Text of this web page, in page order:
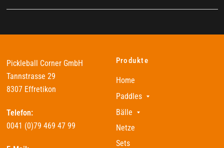
Pickleball Corner GmbH
Tannstrasse 29
8307 Effretikon
Telefon:
0041 (0)79 469 47 99
Produkte
Home
Paddles
Bälle
Netze
Sets